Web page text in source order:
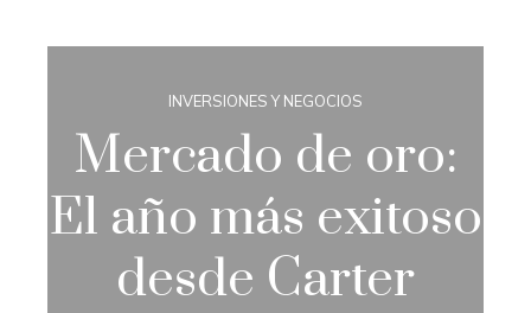
INVERSIONES Y NEGOCIOS
Mercado de oro:
El año más exitoso
desde Carter